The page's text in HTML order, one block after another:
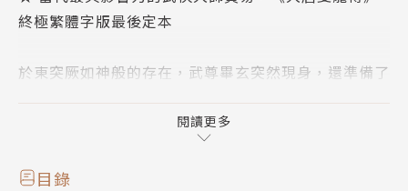
終極繁體字版最後定本
於東突厥如神般的存在，武尊畢玄突然現身，還準備了
天竺神僧的靈卦，靺鞨粟末部之主的野心，「龍王」拜
紫亭在四面受敵下，仍執意如期在龍泉立國，但突厥豈
閱讀更多
目錄